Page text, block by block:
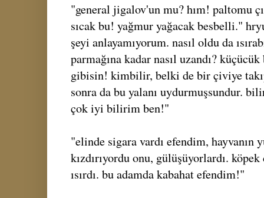
"general jigalov'un mu? hım! paltomu
sıcak bu! yağmur yağacak besbelli."
şeyi anlayamıyorum. nasıl oldu da
parmağına kadar nasıl uzandı?
gibisin! kimbilir, belki de bir çiviye takıp
sonra da bu yalanı uydurmuşsundur.
çok iyi bilirim ben!"
"elinde sigara vardı efendim, hayvanın
kızdırıyordu onu, gülüşüyorlardı.
ısırdı. bu adamda kabahat efendim!"